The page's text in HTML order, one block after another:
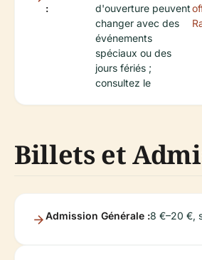
:
d'ouverture peuvent
changer avec des
événements
spéciaux ou des
jours fériés ;
consultez le
Billets et
Admission Générale :8 €–20 €,